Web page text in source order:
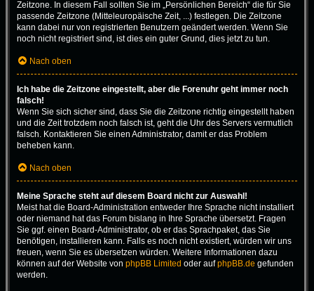
Zeitzone. In diesem Fall sollten Sie im „Persönlichen Bereich“ die für Sie
passende Zeitzone (Mitteleuropäische Zeit, ...) festlegen. Die Zeitzone
kann dabei nur von registrierten Benutzern geändert werden. Wenn Sie
noch nicht registriert sind, ist dies ein guter Grund, dies jetzt zu tun.
Nach oben
Ich habe die Zeitzone eingestellt, aber die Forenuhr geht immer noch
falsch!
Wenn Sie sich sicher sind, dass Sie die Zeitzone richtig eingestellt haben
und die Zeit trotzdem noch falsch ist, geht die Uhr des Servers vermutlich
falsch. Kontaktieren Sie einen Administrator, damit er das Problem
beheben kann.
Nach oben
Meine Sprache steht auf diesem Board nicht zur Auswahl!
Meist hat die Board-Administration entweder Ihre Sprache nicht installiert
oder niemand hat das Forum bislang in Ihre Sprache übersetzt. Fragen
Sie ggf. einen Board-Administrator, ob er das Sprachpaket, das Sie
benötigen, installieren kann. Falls es noch nicht existiert, würden wir uns
freuen, wenn Sie es übersetzen würden. Weitere Informationen dazu
können auf der Website von phpBB Limited oder aufphpBB.de gefunden
werden.